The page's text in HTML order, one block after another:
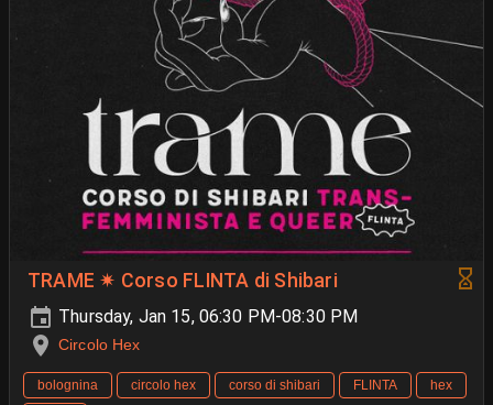
TRAME ✷ Corso FLINTA di Shibari
Thursday, Jan 15, 06:30 PM-08:30 PM
Circolo Hex
bolognina circolo hex corso di shibari FLINTA
hex